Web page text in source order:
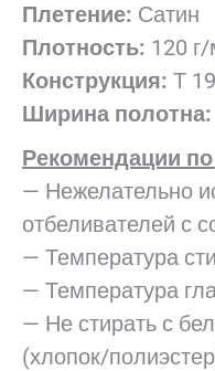
Плетение: Сатин
Плотность: 120
Конструкция: Т
Ширина полотна:
Рекомендации
— Нежелательно
отбеливателей с
— Температура
— Температура
— Не стирать с
(хлопок/